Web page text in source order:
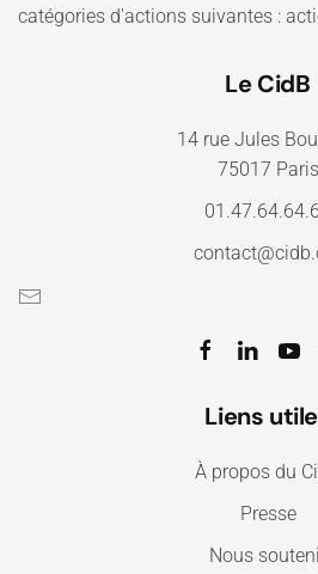
catégories d'actions suivantes :
Le CidB
14 rue Jules
75017 Paris
Liens
À propos du
Presse
Nous